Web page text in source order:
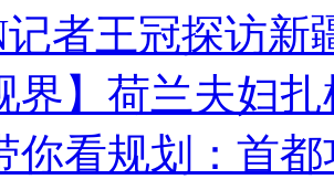
记者王冠探访新
界】荷兰夫妇
你看规划：首